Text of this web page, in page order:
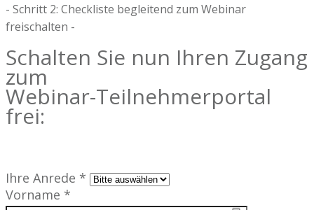
- Schritt 2: Checkliste begleitend zum Webinar
freischalten -
Schalten Sie nun Ihren Zugang
zum
Webinar-Teilnehmerportal
frei:
Ihre Anrede *
Vorname *